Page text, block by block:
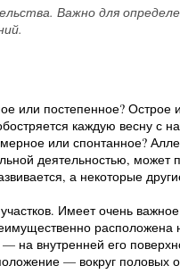
Важно для
или постепенное? Острое
каждую весну с
или спонтанное?
деятельностью, может
а некоторые
Имеет очень
расположена
на внутренней его
— вокруг половых